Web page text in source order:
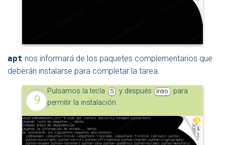
apt nos informará de los paquetes complementarios que
deberán instalarse para completar la tarea.
Pulsamos la tecla S y después Intro
para
permitir la instalación.